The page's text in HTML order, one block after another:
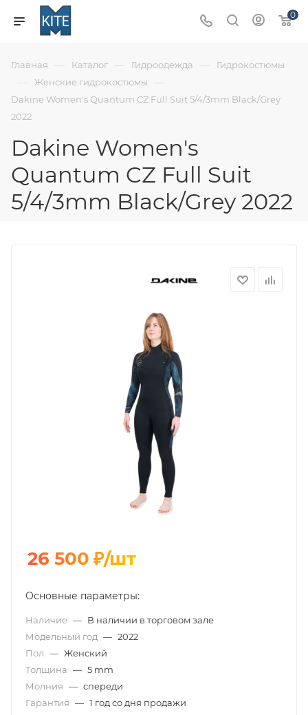
0
Главная — Каталог — Гидроодежда — Гидрокостюмы
— Женские гидрокостюмы —
Dakine Women's Quantum CZ Full Suit 5/4/3mm Black/Grey
2022
Dakine Women's
Quantum CZ Full Suit
5/4/3mm Black/Grey 2022
26 500 ₽/шт
Основные параметры:
Наличие — В наличии в торговом зале
Модельный год — 2022
Пол — Женский
Толщина — 5 mm
Молния — спереди
Гарантия — 1 год со дня продажи